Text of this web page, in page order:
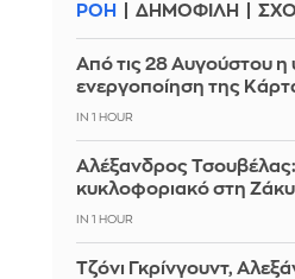
ΡΟΗ ΔΗΜΟΦΙΛΗ
Από τις 28 Αυγούστου
ενεργοποίηση της
IN 1 HOUR
Αλέξανδρος
κυκλοφοριακό στη
IN 1 HOUR
Τζόνι Γκρίνγουντ,